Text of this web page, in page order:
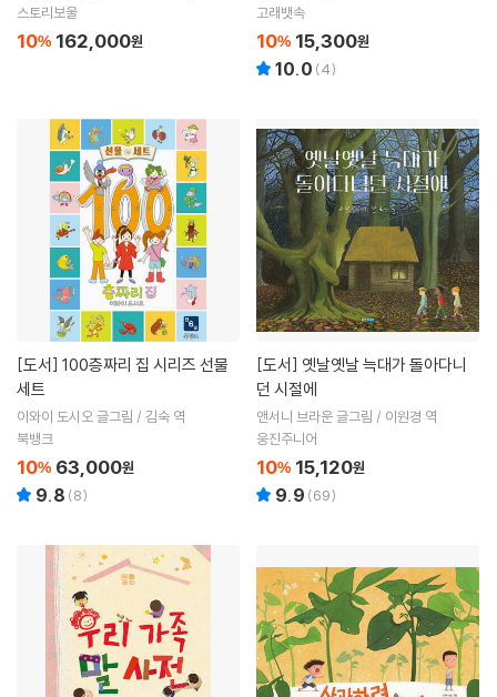
스토리보울
10% 162,000원
고래뱃속
10% 15,300원
10.0 (4)
[도서]
세트
이와이 도시오 글그림 / 김숙 역
북뱅크
10% 63,000원
9.8 (8)
[도서]
던 시절에
앤서니 브라운 글그림 / 이원경 역
웅진주니어
10% 15,120원
9.9 (69)